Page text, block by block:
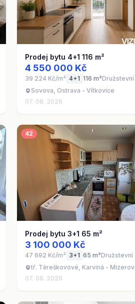
Prodej bytu 4+1 116 m²
4 550 000 Kč
39 224 Kč/m² 4+1 116 m²Družstevní
Sovova, Ostrava - Vítkovice
07. 08. 2026
42
Prodej bytu 3+1 65 m²
3 100 000 Kč
47 692 Kč/m² 3+1 65 m²Družstevní
tř. Těreškovové, Karviná - Mizerov
07. 08. 2026